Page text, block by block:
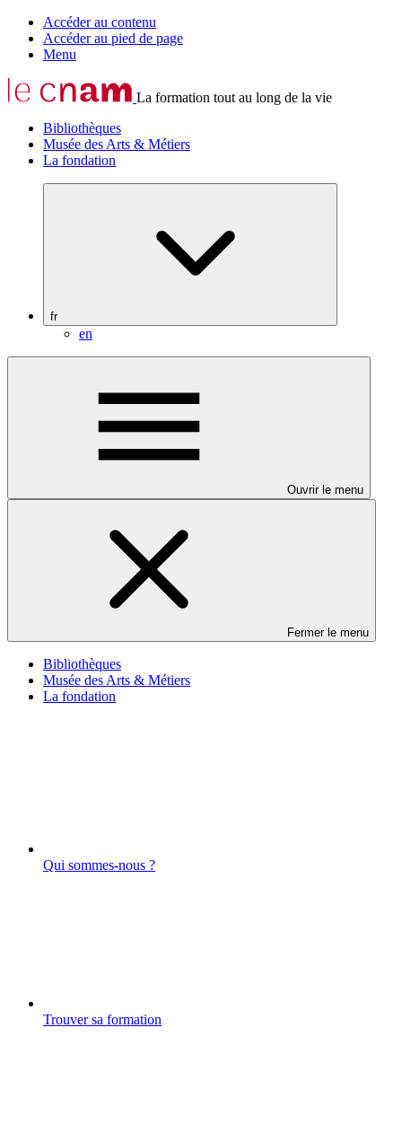
Accéder au contenu
Accéder au pied de page
Menu
La formation tout au long de la vie
Bibliothèques
Musée des Arts & Métiers
La fondation
fr
en
Ouvrir le menu
Fermer le menu
Bibliothèques
Musée des Arts & Métiers
La fondation
Qui sommes-nous ?
Trouver sa formation